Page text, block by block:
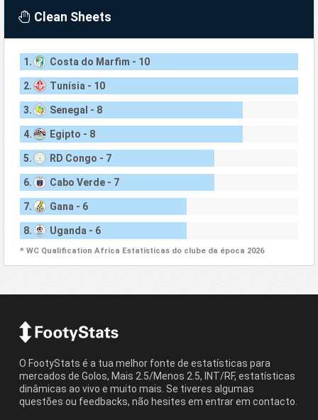
Clean Sheets
1. Costa do Marfim - 10
2. Tunísia - 10
3. Senegal - 8
4. Egipto - 8
5. RD Congo - 7
6. Cabo Verde - 7
7. Gana - 6
8. Uganda - 6
* WC Qualification Africa Estatísticas do clube da época 2026
O FootyStats é a tua melhor fonte de estatísticas para
mercados de Golos, Mais 2.5/Menos 2.5, INT/RF, estatísticas
dinâmicas ao vivo e muito mais. Se tiveres algumas
questões ou feedbacks, não hesites em entrar em contacto.